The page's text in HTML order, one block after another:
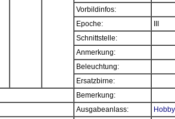
Vorbildinfos:
Epoche:
Schnittstelle:
Anmerkung:
Beleuchtung:
Ersatzbirne:
Bemerkung:
Ausgabeanlass: